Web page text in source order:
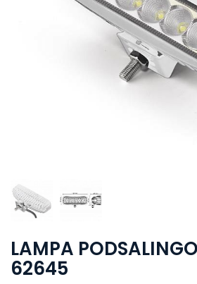
LAMPA
62645